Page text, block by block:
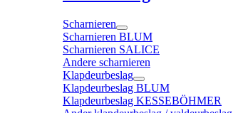
Scharnieren
Scharnieren BLUM
Scharnieren SALICE
Andere scharnieren
Klapdeurbeslag
Klapdeurbeslag BLUM
Klapdeurbeslag KESSEBÖHMER